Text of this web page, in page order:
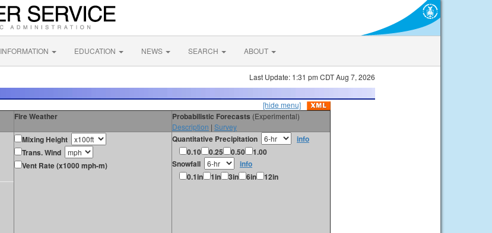
INFORMATION EDUCATION NEWS SEARCH ABOUT
Last Update: 1:31 pm CDT Aug 7, 2026
[hide menu]
Fire Weather Probabilistic Forecasts (Experimental)
Description | Survey
Mixing Height
Trans. Wind
Vent Rate (x1000 mph-m)
Quantitative Precipitation
info
0.10
0.25 0.50
1.00
Snowfall
info
0.1in
1in 3in 6in 12in